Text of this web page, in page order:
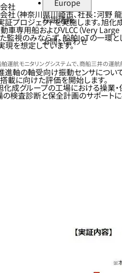
Europe
採用情報
お問い合わせ
社
（神奈川県川崎市、社長：河野
プロジェクトを実施します。旭化
車専用船およびVLCC（Very
監視のみならず、船舶IoTの一環
現を想定しています。
運航モニタリングシステムで、商船三井の
進軸の軸受向け振動センサにつ
載に向けた評価を開始します。
成グループの工場における操業
の検査診断と保全計画のサポート